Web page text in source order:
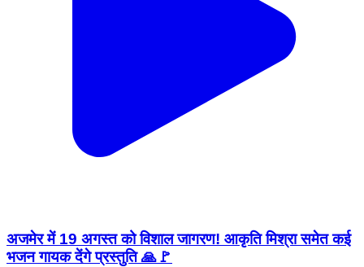
अजमेर में 19 अगस्त को विशाल जागरण! आकृति मिश्रा समेत कई
भजन गायक देंगे प्रस्तुति 🙏🚩